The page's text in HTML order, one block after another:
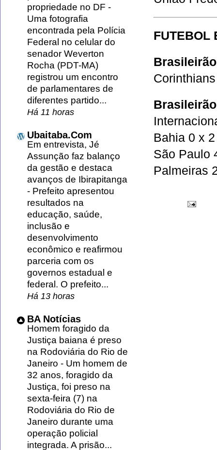
FUTEBOL
Brasileirão
Brasileirão
Bahia 0 x
São Paulo
Palmeiras
propriedade no DF -
Uma fotografia
encontrada pela Polícia
Federal no celular do
senador Weverton
Rocha (PDT-MA)
registrou um encontro
de parlamentares de
diferentes partido...
Há 11 horas
Ubaitaba.Com
Em entrevista, Jé
Assunção faz balanço
da gestão e destaca
avanços de Ibirapitanga
- Prefeito apresentou
resultados na
educação, saúde,
inclusão e
desenvolvimento
econômico e reafirmou
parceria com os
governos estadual e
federal. O prefeito...
Há 13 horas
BA Notícias
Homem foragido da
Justiça baiana é preso
na Rodoviária do Rio de
Janeiro - Um homem de
32 anos, foragido da
Justiça, foi preso na
sexta-feira (7) na
Rodoviária do Rio de
Janeiro durante uma
operação policial
integrada. A prisão...